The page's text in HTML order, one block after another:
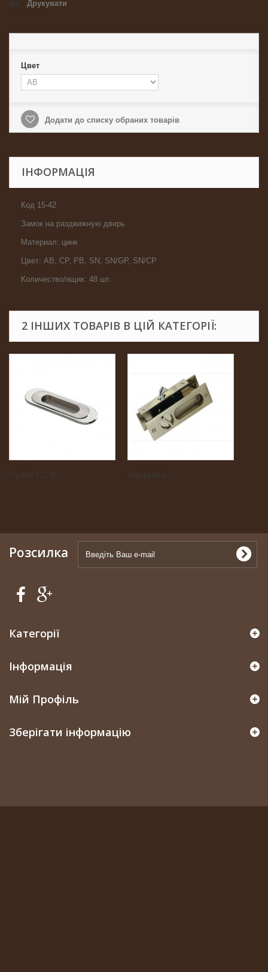
Друкувати
Цвет
Додати до списку обраних товарів
ІНФОРМАЦІЯ
Код 15-42
Замок на раздвижную дверь
Материал: цинк
Цвет: AB, CP, PB, SN, SN/GP, SN/CP
Количество/ящик: 48 шт.
2 ІНШИХ ТОВАРІВ В ЦІЙ КАТЕГОРІЇ:
Ручка F.Z.B... Защелка...
Розсилка
Категорії
Інформація
Мій Профіль
Зберігати інформацію